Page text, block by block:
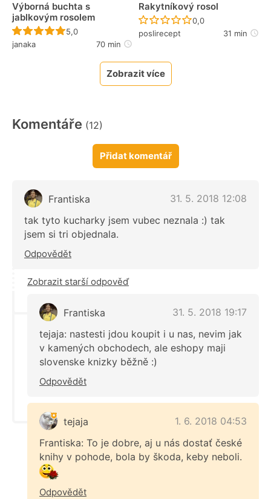
Výborná buchta s
jablkovým rosolem
Recept ještě nebyl hodnocen
5,0
janaka
70 min
Rakytníkový rosol
Recept ještě nebyl
0,0
poslirecept
31 min
Zobrazit více
Komentáře (12)
Přidat komentář
Frantiska
31. 5. 2018 12:08
tak tyto kucharky jsem vubec neznala :) tak
jsem si tri objednala.
Odpovědět
Zobrazit starší odpověď
Frantiska
31. 5. 2018 19:17
tejaja: nastesti jdou koupit i u nas, nevim jak
v kamených obchodech, ale eshopy maji
slovenske knizky běžně :)
Odpovědět
tejaja
1. 6. 2018 04:53
Frantiska: To je dobre, aj u nás dostať české
knihy v pohode, bola by škoda, keby neboli.
Odpovědět